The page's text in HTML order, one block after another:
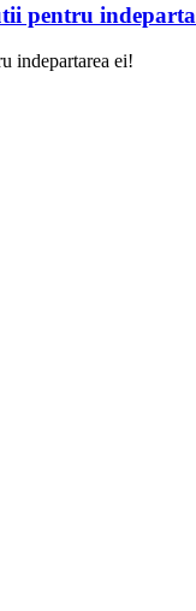
pentru
indepartarea ei!